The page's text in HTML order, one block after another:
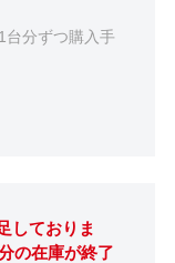
分ずつ購入手
しておりま
の在庫が終了